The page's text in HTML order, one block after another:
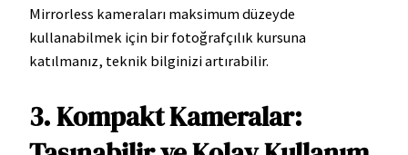
Mirrorless kameraları maksimum düzeyde
kullanabilmek için bir fotoğrafçılık kursuna
katılmanız, teknik bilginizi artırabilir.
3. Kompakt Kameralar: